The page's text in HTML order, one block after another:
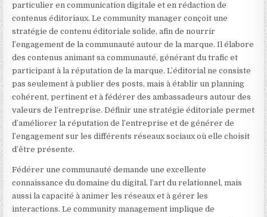
particulier en communication digitale et en rédaction de
contenus éditoriaux. Le community manager conçoit une
stratégie de contenu éditoriale solide, afin de nourrir
l’engagement de la communauté autour de la marque. Il élabore
des contenus animant sa communauté, générant du trafic et
participant à la réputation de la marque. L’éditorial ne consiste
pas seulement à publier des posts, mais à établir un planning
cohérent, pertinent et à fédérer des ambassadeurs autour des
valeurs de l’entreprise. Définir une stratégie éditoriale permet
d’améliorer la réputation de l’entreprise et de générer de
l’engagement sur les différents réseaux sociaux où elle choisit
d’être présente.
Fédérer une communauté demande une excellente
connaissance du domaine du digital, l’art du relationnel, mais
aussi la capacité à animer les réseaux et à gérer les
interactions. Le community management implique de